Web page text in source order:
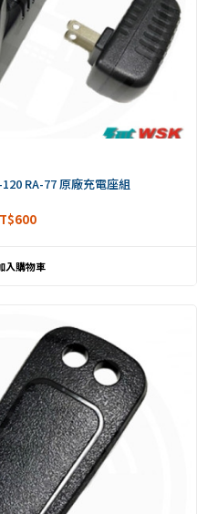
120 RA-77 原廠充電座組
600
入購物車